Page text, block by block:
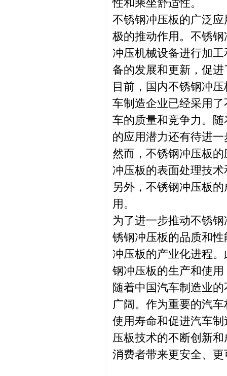
性和乘坐舒适性。
不锈钢冲压板的广泛
极的推动作用。不锈
冲压机械设备进行加
备的发展和更新，促
目前，国内不锈钢冲
车制造企业已经采用
车的质量和竞争力。
的应用潜力还有待进
然而，不锈钢冲压板
冲压板的表面处理技
另外，不锈钢冲压板
用。
为了进一步推动不锈
锈钢冲压板的品质和
冲压板的产业化进程
钢冲压板的生产和使
随着中国汽车制造业
广阔。作为重要的汽
使用寿命和促进汽车
压板技术的不断创新
消费者带来更安全、